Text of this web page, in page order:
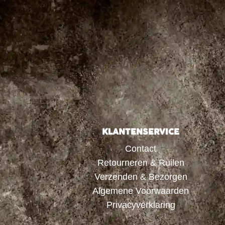
KLANTENSERVICE
Contact
Retourneren & Ruilen
Verzenden & Bezorgen
Algemene Voorwaarden
Privacyverklaring